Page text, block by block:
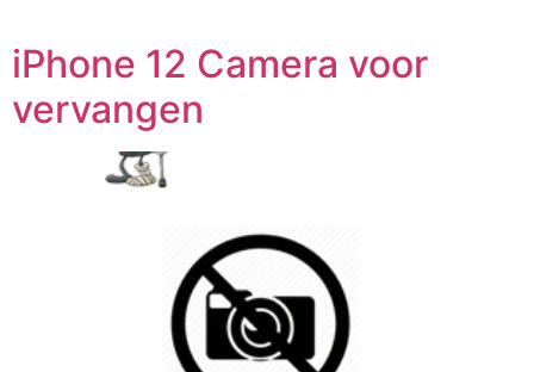
iPhone 12 Camera voor
vervangen